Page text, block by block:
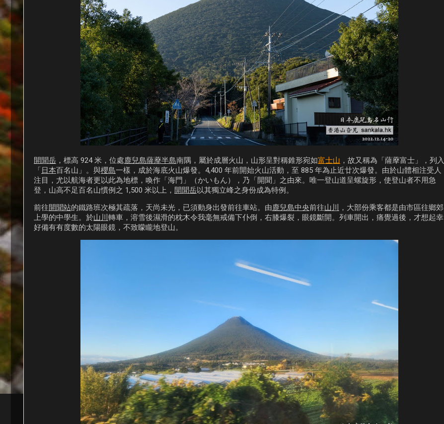
開聞岳 ，標高 924 米，位處鹿兒島薩藦半島南隅，屬於成層火山，山形呈對稱錐形宛如富士山 ，故又稱為「薩藦富士」，列入
「日本百名山」。與櫻島一樣，成於海底火山爆發。4,400 年前開始火山活動，至 885 年為止近廿次爆發。由於山體相注受人
注目，尤以航海者更以此為地標，喚作「海門」（かいもん），乃「開聞」之由來。唯一登山道呈螺旋形，使登山者不用急
登，山高不足百名山慣例之 1,500 米以上， 開聞岳以其獨立峰之身份成為特例。
前往開聞站的鐵路班次極其疏落，天尚未光，已須動身出發前往車站。由鹿兒島中央前往山川
，大部份乘客都是由市區往鄉郊
上學的中學生。於山川 轉車，溶雪後濕滑的枕木令我毫無戒備下仆倒，右膝爆裂，眼鏡斷開。列車開出，痛覺過後，才想起幸
好備有有度數的太陽眼鏡，不致矇矓地登山。